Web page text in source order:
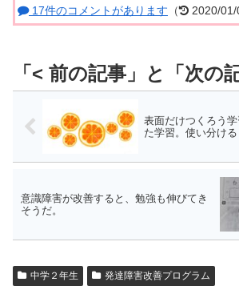
17件のコメントがあります （ 2020/01/
表面だけつくろう
た学習。使い分ける
意識障害が改善すると、勉強も伸びてき
そうだ。
中学２年生 発達障害改善プログラム